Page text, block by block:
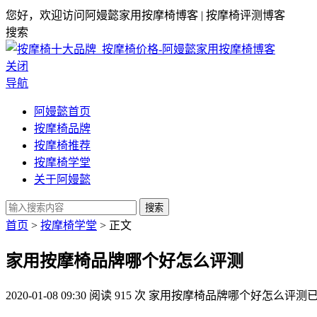
您好，欢迎访问阿嫚懿家用按摩椅博客 | 按摩椅评测博客
搜索
关闭
导航
阿嫚懿首页
按摩椅品牌
按摩椅推荐
按摩椅学堂
关于阿嫚懿
搜索
首页 > 按摩椅学堂 > 正文
家用按摩椅品牌哪个好怎么评测
2020-01-08 09:30 阅读 915 次 家用按摩椅品牌哪个好怎么评测